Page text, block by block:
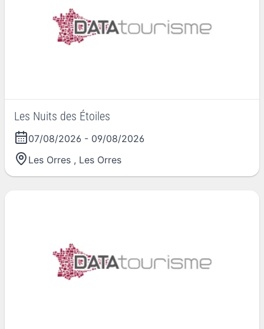
Les Nuits des Étoiles
07/08/2026 - 09/08/2026
Les Orres , Les Orres